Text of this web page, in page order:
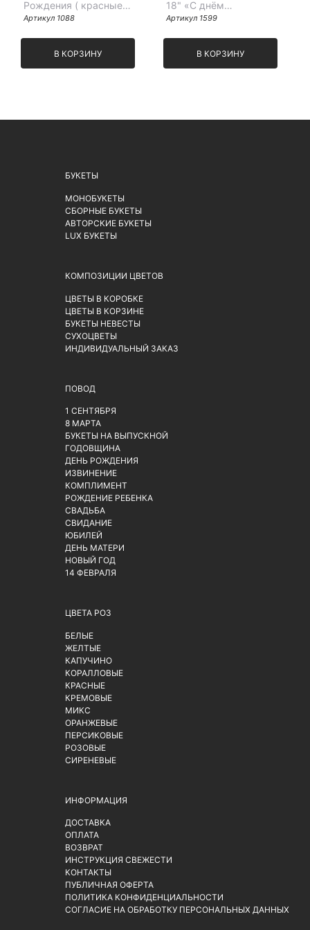
Рождения ( красные
розы)
Артикул 1088
В КОРЗИНУ
18" «С днём
рождения, любимая»
Артикул 1599
В КОРЗИНУ
БУКЕТЫ
МОНОБУКЕТЫ
СБОРНЫЕ БУКЕТЫ
АВТОРСКИЕ БУКЕТЫ
LUX БУКЕТЫ
КОМПОЗИЦИИ ЦВЕТОВ
ЦВЕТЫ В КОРОБКЕ
ЦВЕТЫ В КОРЗИНЕ
БУКЕТЫ НЕВЕСТЫ
СУХОЦВЕТЫ
ИНДИВИДУАЛЬНЫЙ ЗАКАЗ
ПОВОД
1 СЕНТЯБРЯ
8 МАРТА
БУКЕТЫ НА ВЫПУСКНОЙ
ГОДОВЩИНА
ДЕНЬ РОЖДЕНИЯ
ИЗВИНЕНИЕ
КОМПЛИМЕНТ
РОЖДЕНИЕ РЕБЕНКА
СВАДЬБА
СВИДАНИЕ
ЮБИЛЕЙ
ДЕНЬ МАТЕРИ
НОВЫЙ ГОД
14 ФЕВРАЛЯ
ЦВЕТА РОЗ
БЕЛЫЕ
ЖЕЛТЫЕ
КАПУЧИНО
КОРАЛЛОВЫЕ
КРАСНЫЕ
КРЕМОВЫЕ
МИКС
ОРАНЖЕВЫЕ
ПЕРСИКОВЫЕ
РОЗОВЫЕ
СИРЕНЕВЫЕ
ИНФОРМАЦИЯ
ДОСТАВКА
ОПЛАТА
ВОЗВРАТ
ИНСТРУКЦИЯ СВЕЖЕСТИ
КОНТАКТЫ
ПУБЛИЧНАЯ ОФЕРТА
ПОЛИТИКА КОНФИДЕНЦИАЛЬНОСТИ
СОГЛАСИЕ НА ОБРАБОТКУ ПЕРСОНАЛЬНЫХ ДАННЫХ